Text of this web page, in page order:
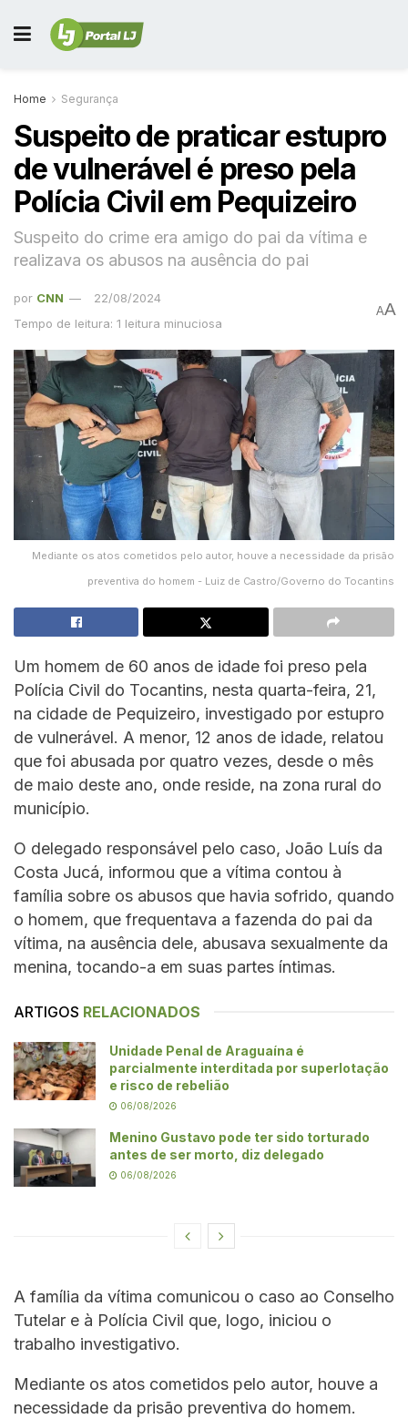
Home Segurança
Suspeito de praticar estupro
de vulnerável é preso pela
Polícia Civil em Pequizeiro
Suspeito do crime era amigo do pai da vítima e
realizava os abusos na ausência do pai
por CNN
22/08/2024
Tempo de leitura: 1 leitura minuciosa
AA
Mediante os atos cometidos pelo autor, houve a necessidade da prisão
preventiva do homem - Luiz de Castro/Governo do Tocantins
Um homem de 60 anos de idade foi preso pela
Polícia Civil do Tocantins, nesta quarta-feira, 21,
na cidade de Pequizeiro, investigado por estupro
de vulnerável. A menor, 12 anos de idade, relatou
que foi abusada por quatro vezes, desde o mês
de maio deste ano, onde reside, na zona rural do
município.
O delegado responsável pelo caso, João Luís da
Costa Jucá, informou que a vítima contou à
família sobre os abusos que havia sofrido, quando
o homem, que frequentava a fazenda do pai da
vítima, na ausência dele, abusava sexualmente da
menina, tocando-a em suas partes íntimas.
ARTIGOS RELACIONADOS
Unidade Penal de Araguaína é
parcialmente interditada por superlotação
e risco de rebelião
06/08/2026
Menino Gustavo pode ter sido torturado
antes de ser morto, diz delegado
06/08/2026
A família da vítima comunicou o caso ao Conselho
Tutelar e à Polícia Civil que, logo, iniciou o
trabalho investigativo.
Mediante os atos cometidos pelo autor, houve a
necessidade da prisão preventiva do homem.